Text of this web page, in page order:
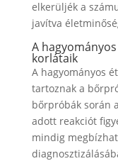
elkerüljék a
javítva
A
korlátaik
A hagyományos
tartoznak a
bőrpróbák során
adott reakciót
mindig